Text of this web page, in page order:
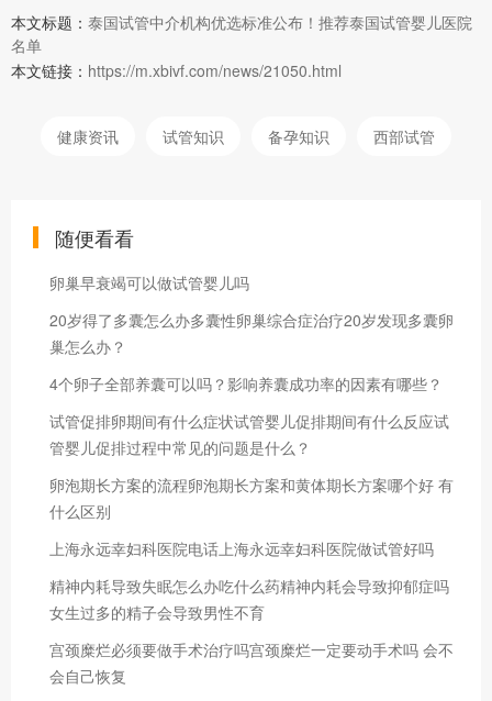
本文标题： 泰国试管中介机构优选标准公布！推荐泰国试管婴儿医院
名单
本文链接： https://m.xbivf.com/news/21050.html
健康资讯 试管知识 备孕知识 西部试管
随便看看
卵巢早衰竭可以做试管婴儿吗
20岁得了多囊怎么办多囊性卵巢综合症治疗20岁发现多囊卵
巢怎么办？
4个卵子全部养囊可以吗？影响养囊成功率的因素有哪些？
试管促排卵期间有什么症状试管婴儿促排期间有什么反应试
管婴儿促排过程中常见的问题是什么？
卵泡期长方案的流程卵泡期长方案和黄体期长方案哪个好 有
什么区别
上海永远幸妇科医院电话上海永远幸妇科医院做试管好吗
精神内耗导致失眠怎么办吃什么药精神内耗会导致抑郁症吗
女生过多的精子会导致男性不育
宫颈糜烂必须要做手术治疗吗宫颈糜烂一定要动手术吗 会不
会自己恢复